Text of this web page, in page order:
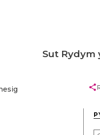
Sut Rydym
share